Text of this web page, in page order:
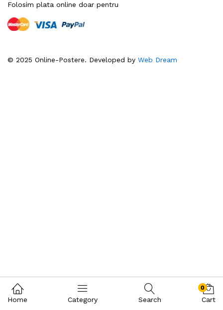
© 2025 Online-Postere. Developed by Web Dream
Folosim plata online doar pentru
Home Category Search
0
Cart